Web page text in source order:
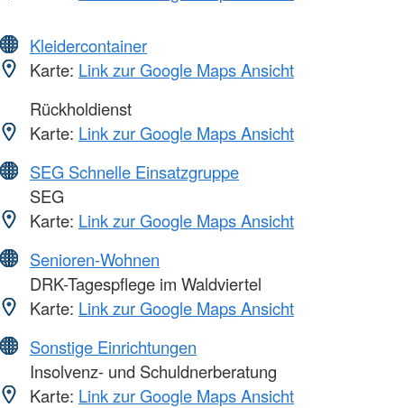
Kleidercontainer
Karte: Link zur Google Maps Ansicht
Rückholdienst
Karte: Link zur Google Maps Ansicht
SEG Schnelle Einsatzgruppe
SEG
Karte: Link zur Google Maps Ansicht
Senioren-Wohnen
DRK-Tagespflege im Waldviertel
Karte: Link zur Google Maps Ansicht
Sonstige Einrichtungen
Insolvenz- und Schuldnerberatung
Karte: Link zur Google Maps Ansicht